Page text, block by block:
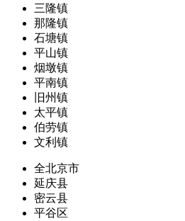
三隆镇
那隆镇
石塘镇
平山镇
烟墩镇
平南镇
旧州镇
太平镇
伯劳镇
文利镇
全北京市
延庆县
密云县
平谷区